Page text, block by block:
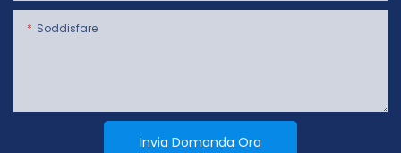
Soddisfare
Invia Domanda Ora